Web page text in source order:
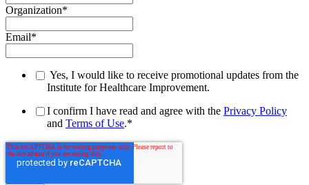
Organization*
Email*
Yes, I would like to receive promotional updates from the
Institute for Healthcare Improvement.
I confirm I have read and agree with the Privacy Policy
and Terms of Use.*